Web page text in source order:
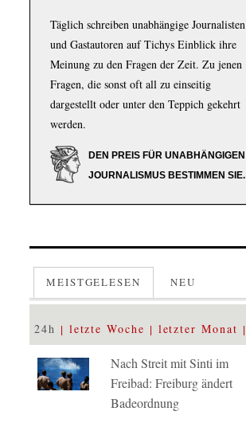
Täglich schreiben unabhängige Journalisten
und Gastautoren auf Tichys Einblick ihre
Meinung zu den Fragen der Zeit. Zu jenen
Fragen, die sonst oft all zu einseitig
dargestellt oder unter den Teppich gekehrt
werden.
DEN PREIS FÜR UNABHÄNGIGEN
JOURNALISMUS BESTIMMEN SIE.
MEISTGELESEN NEU
24h letzte Woche letzter Monat
Nach Streit mit Sinti im
Freibad: Freiburg ändert
Badeordnung